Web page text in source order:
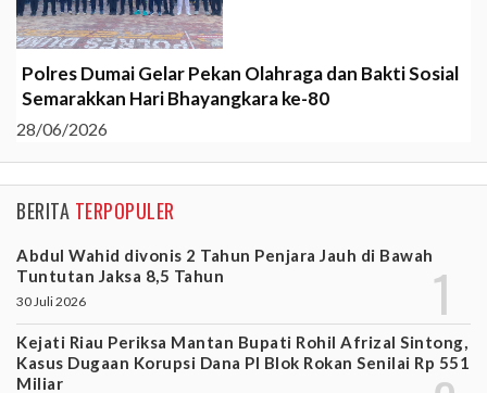
Polres Dumai Gelar Pekan Olahraga dan Bakti Sosial
Semarakkan Hari Bhayangkara ke-80
28/06/2026
BERITA TERPOPULER
Abdul Wahid divonis 2 Tahun Penjara Jauh di Bawah
Tuntutan Jaksa 8,5 Tahun
30 Juli 2026
Kejati Riau Periksa Mantan Bupati Rohil Afrizal Sintong,
Kasus Dugaan Korupsi Dana PI Blok Rokan Senilai Rp 551
Miliar